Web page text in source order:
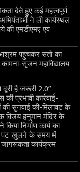
देते हुए कई महत्वपूर्ण
ने ली कार्यस्थल
की एमडीएमए एवं
पहुंचकर संतों का
सृजन महाविद्यालय
दूरी है जरूरी 2.0”
प्रभावी कार्रवाई-
सुनवाई की-मिलावट के
विजय हनुमान मंदिर के
निर्माण कार्य का
पट खुलने के समय में
जागरूकता कार्यक्रम